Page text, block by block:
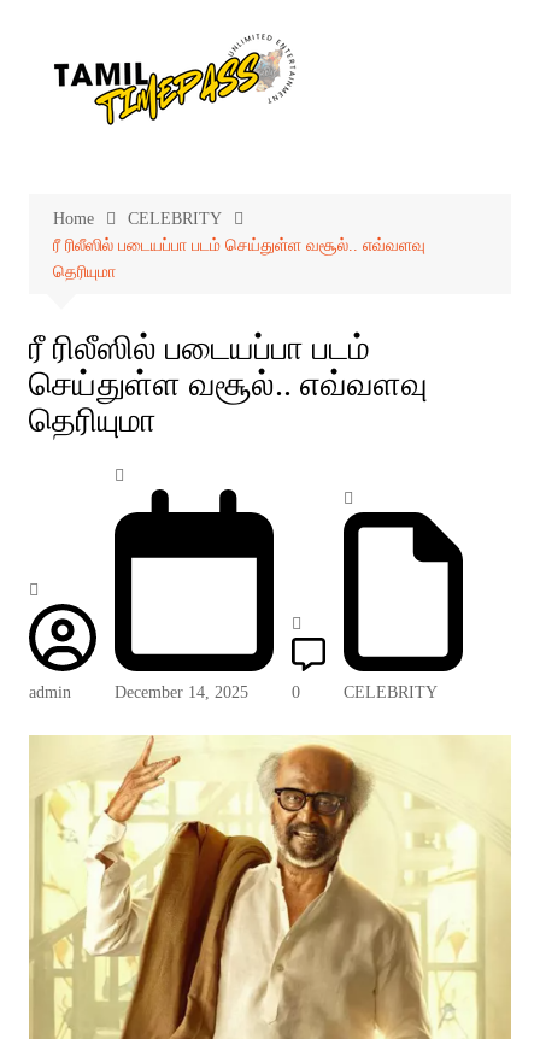
Home
CELEBRITY
ரீ ரிலீஸில் படையப்பா படம் செய்துள்ள வசூல்.. எவ்வளவு
தெரியுமா
ரீ ரிலீஸில் படையப்பா படம்
செய்துள்ள வசூல்.. எவ்வளவு
தெரியுமா
admin December 14, 2025 0 CELEBRITY